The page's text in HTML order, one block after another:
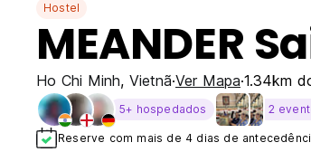
Hostel
MEANDER
Ho Chi Minh, Vietnã Ver Mapa 1.34km
5+ hospedados 2
Reserve com mais de 4 dias de